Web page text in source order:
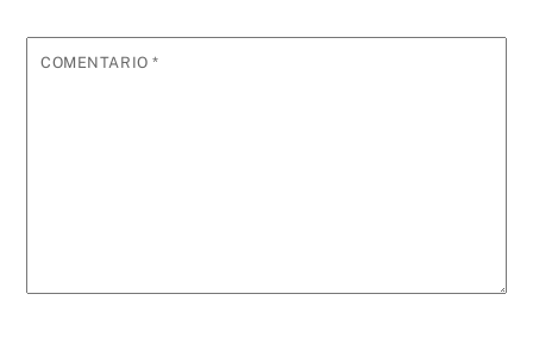
COMENTARIO*